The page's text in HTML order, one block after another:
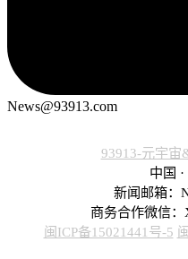
News@93913.com
93913-元宇宙
中国
新闻邮箱：
商务合作微信：
闽ICP备15021441号-5